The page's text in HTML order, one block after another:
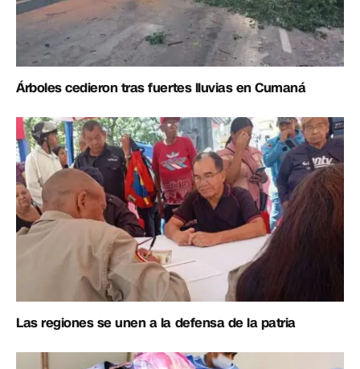
Árboles cedieron tras fuertes lluvias en Cumaná
Las regiones se unen a la defensa de la patria